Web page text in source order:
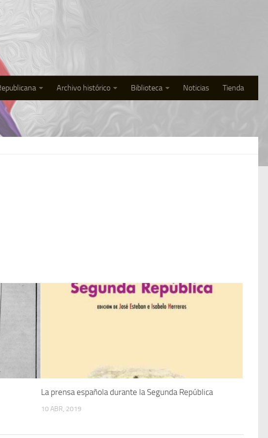
Archivo histórico Biblioteca Noticias Tienda
La prensa española durante la Segunda República
10 ABR, 2019